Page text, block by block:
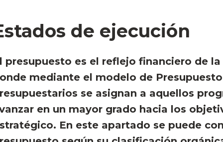
de ejecución
presupuesto es el reflejo financiero de
mediante el modelo de
se asignan a aquellos
en un mayor grado hacia los
En este apartado se puede